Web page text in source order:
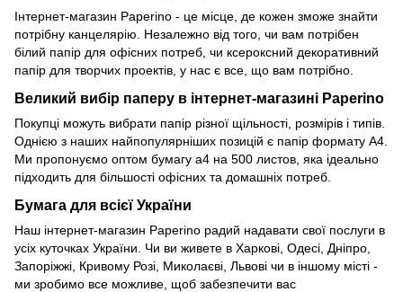
Інтернет-магазин Paperino - це місце, де кожен зможе знайти
потрібну канцелярію. Незалежно від того, чи вам потрібен
білий папір для офісних потреб, чи ксероксний декоративний
папір для творчих проектів, у нас є все, що вам потрібно.
Великий вибір паперу в інтернет-магазині Paperino
Покупці можуть вибрати папір різної щільності, розмірів і типів.
Однією з наших найпопулярніших позицій є папір формату А4.
Ми пропонуємо оптом бумагу а4 на 500 листов, яка ідеально
підходить для більшості офісних та домашніх потреб.
Бумага для всієї України
Наш інтернет-магазин Paperino радий надавати свої послуги в
усіх куточках України. Чи ви живете в Харкові, Одесі, Дніпро,
Запоріжжі, Кривому Розі, Миколаєві, Львові чи в іншому місті -
ми зробимо все можливе, щоб забезпечити вас